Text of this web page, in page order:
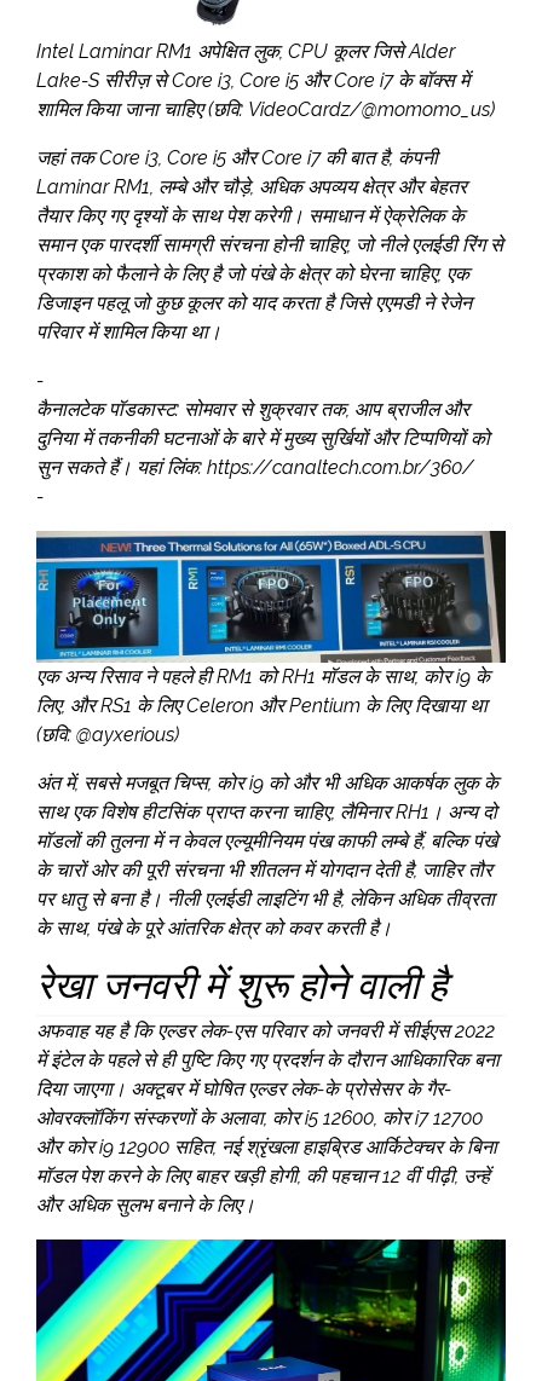
Intel Laminar RM1 अपेक्षित लुक, CPU कूलर जिसे Alder
Lake-S सीरीज़ से Core i3, Core i5 और Core i7 के बॉक्स में
शामिल किया जाना चाहिए (छवि: VideoCardz/@momomo_us)
जहां तक Core i3, Core i5 और Core i7 की बात है, कंपनी
Laminar RM1, लम्बे और चौड़े, अधिक अपव्यय क्षेत्र और बेहतर
तैयार किए गए दृश्यों के साथ पेश करेगी। समाधान में ऐक्रेलिक के
समान एक पारदर्शी सामग्री संरचना होनी चाहिए, जो नीले एलईडी रिंग से
प्रकाश को फैलाने के लिए है जो पंखे के क्षेत्र को घेरना चाहिए, एक
डिजाइन पहलू जो कुछ कूलर को याद करता है जिसे एएमडी ने रेजेन
परिवार में शामिल किया था।
-
कैनालटेक पॉडकास्ट: सोमवार से शुक्रवार तक, आप ब्राजील और
दुनिया में तकनीकी घटनाओं के बारे में मुख्य सुर्खियों और टिप्पणियों को
सुन सकते हैं। यहां लिंक: https://canaltech.com.br/360/
-
एक अन्य रिसाव ने पहले ही RM1 को RH1 मॉडल के साथ, कोर i9 के
लिए, और RS1 के लिए Celeron और Pentium के लिए दिखाया था
(छवि: @ayxerious)
अंत में, सबसे मजबूत चिप्स, कोर i9 को और भी अधिक आकर्षक लुक के
साथ एक विशेष हीटसिंक प्राप्त करना चाहिए, लैमिनार RH1। अन्य दो
मॉडलों की तुलना में न केवल एल्यूमीनियम पंख काफी लम्बे हैं, बल्कि पंखे
के चारों ओर की पूरी संरचना भी शीतलन में योगदान देती है, जाहिर तौर
पर धातु से बना है। नीली एलईडी लाइटिंग भी है, लेकिन अधिक तीव्रता
के साथ, पंखे के पूरे आंतरिक क्षेत्र को कवर करती है।
रेखा जनवरी में शुरू होने वाली है
अफवाह यह है कि एल्डर लेक-एस परिवार को जनवरी में सीईएस 2022
में इंटेल के पहले से ही पुष्टि किए गए प्रदर्शन के दौरान आधिकारिक बना
दिया जाएगा। अक्टूबर में घोषित एल्डर लेक-के प्रोसेसर के गैर-
ओवरक्लॉकिंग संस्करणों के अलावा, कोर i5 12600, कोर i7 12700
और कोर i9 12900 सहित, नई श्रृंखला हाइब्रिड आर्किटेक्चर के बिना
मॉडल पेश करने के लिए बाहर खड़ी होगी, की पहचान 12 वीं पीढ़ी, उन्हें
और अधिक सुलभ बनाने के लिए।